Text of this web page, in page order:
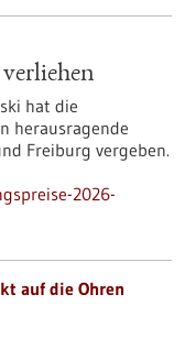
hat die
herausragende
Freiburg vergeben.
2026-
auf die Ohren